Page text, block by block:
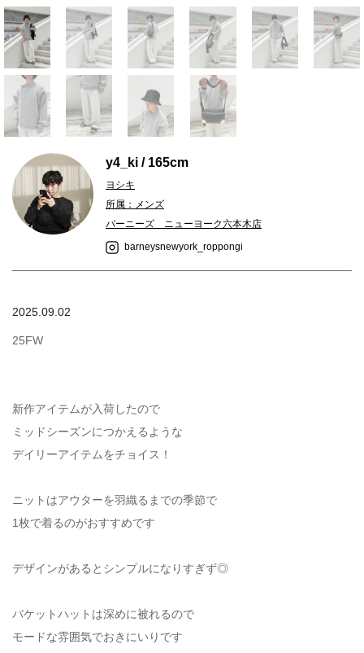
y4_ki / 165cm
ヨシキ
所属：メンズ
バーニーズ ニューヨーク六本木店
barneysnewyork_roppongi
2025.09.02
25FW
新作アイテムが入荷したので
ミッドシーズンにつかえるような
デイリーアイテムをチョイス！
ニットはアウターを羽織るまでの季節で
1枚で着るのがおすすめです
デザインがあるとシンプルになりすぎず◎
バケットハットは深めに被れるので
モードな雰囲気でおきにいりです